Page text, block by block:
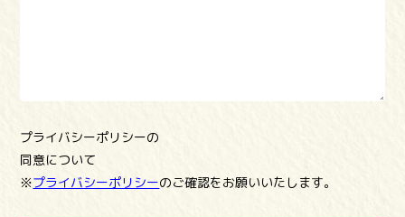
プライバシーポリシーの
同意について
※プライバシーポリシーのご確認をお願いいたします。